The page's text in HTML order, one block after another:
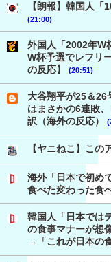
【朗報】韓国人「
(21:00)
外国人「2002年W
W杯予選でレフリ
の反応】
(20:51)
大谷翔平が25＆26
はまさかの6連敗
訳（海外の反応）
【ヤニねこ】この
海外「日本で初め
食べた変わった食
韓国人「日本では
の食事マナーが想
→「これが日本の